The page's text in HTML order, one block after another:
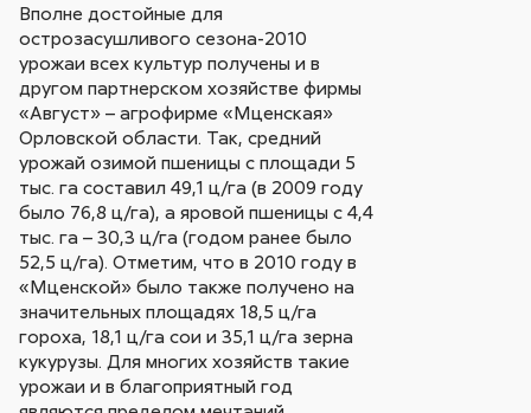
Вполне достойные для
острозасушливого сезона-2010
урожаи всех культур получены и в
другом партнерском хозяйстве фирмы
«Август» – агрофирме «Мценская»
Орловской области. Так, средний
урожай озимой пшеницы с площади 5
тыс. га составил 49,1 ц/га (в 2009 году
было 76,8 ц/га), а яровой пшеницы с 4,4
тыс. га – 30,3 ц/га (годом ранее было
52,5 ц/га). Отметим, что в 2010 году в
«Мценской» было также получено на
значительных площадях 18,5 ц/га
гороха, 18,1 ц/га сои и 35,1 ц/га зерна
кукурузы. Для многих хозяйств такие
урожаи и в благоприятный год